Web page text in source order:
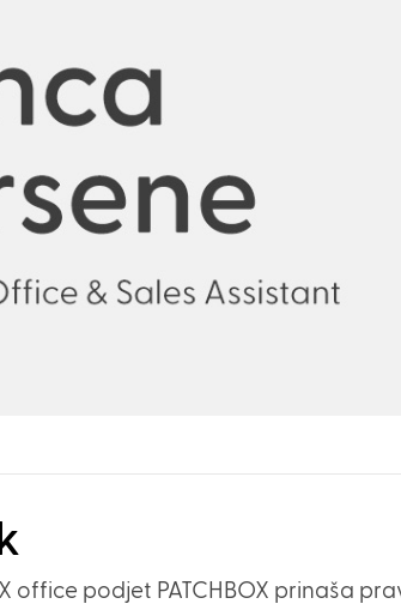
office podjet PATCHBOX prinaša